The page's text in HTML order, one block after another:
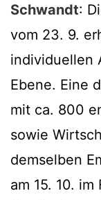
Schwandt:
vom 23. 9.
individuellen
Ebene. Eine
mit ca. 800
sowie
demselben
am 15. 10.